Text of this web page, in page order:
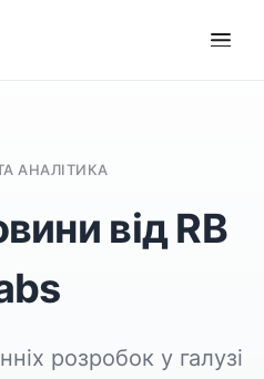
АНАЛІТИКА
від RB
розробок у галузі